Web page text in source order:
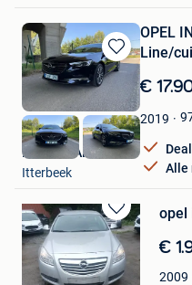
Bewaren
in
Favorieten
OPEL
Line/
€
2019
Alle
MMSIX CARS
Itterbeek
Bewaren
in
Mijn
Favorieten
opel
€
2009